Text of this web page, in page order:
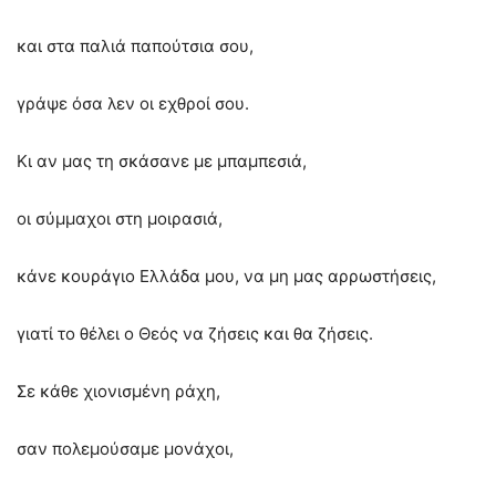
και στα παλιά παπούτσια σου,
γράψε όσα λεν οι εχθροί σου.
Κι αν μας τη σκάσανε με μπαμπεσιά,
οι σύμμαχοι στη μοιρασιά,
κάνε κουράγιο Ελλάδα μου, να μη μας αρρωστήσεις,
γιατί το θέλει ο Θεός να ζήσεις και θα ζήσεις.
Σε κάθε χιονισμένη ράχη,
σαν πολεμούσαμε μονάχοι,